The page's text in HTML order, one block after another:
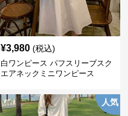
¥3,980 (税込)
白ワンピース パフスリーブスク
エアネックミニワンピース
人気